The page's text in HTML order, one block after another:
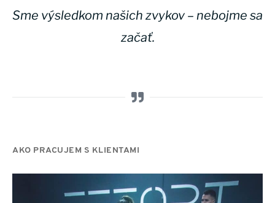
Sme výsledkom našich zvykov – nebojme sa
začať.
AKO PRACUJEM S KLIENTAMI